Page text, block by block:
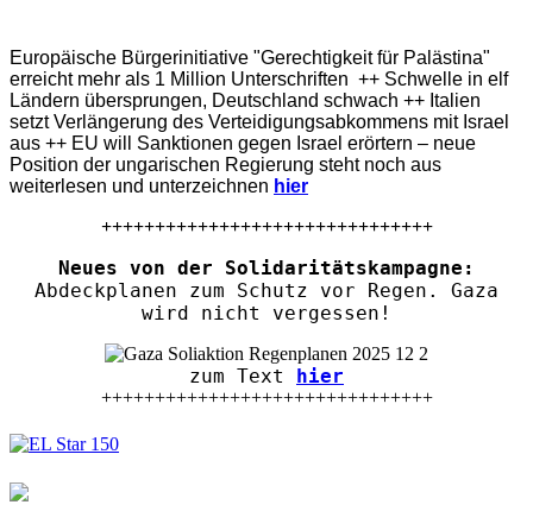
Europäische Bürgerinitiative "Gerechtigkeit für Palästina"
erreicht mehr als 1 Million Unterschriften ++ Schwelle in elf
Ländern übersprungen, Deutschland schwach ++ Italien
setzt Verlängerung des Verteidigungsabkommens mit Israel
aus ++ EU will Sanktionen gegen Israel erörtern – neue
Position der ungarischen Regierung steht noch aus
weiterlesen und unterzeichnen hier
+++++++++++++++++++++++++++++++
Neues von der Solidaritätskampagne:
Abdeckplanen zum Schutz vor Regen. Gaza
wird nicht vergessen!
zum Text hier
+++++++++++++++++++++++++++++++